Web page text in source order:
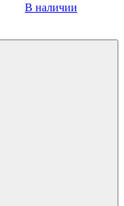
В наличии